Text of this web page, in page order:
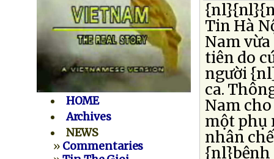
HOME
Archives
NEWS
» Commentaries
Tin Hà
Nam
tiên do
người
ca.
Nam
một phụ
nhân
{nl}bệnh